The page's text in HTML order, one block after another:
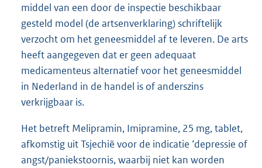
middel van een door de inspectie beschikbaar
gesteld model (de artsenverklaring) schriftelijk
verzocht om het geneesmiddel af te leveren. De arts
heeft aangegeven dat er geen adequaat
medicamenteus alternatief voor het geneesmiddel
in Nederland in de handel is of anderszins
verkrijgbaar is.
Het betreft Melipramin, Imipramine, 25 mg, tablet,
afkomstig uit Tsjechië voor de indicatie ‘depressie of
angst/paniekstoornis, waarbij niet kan worden